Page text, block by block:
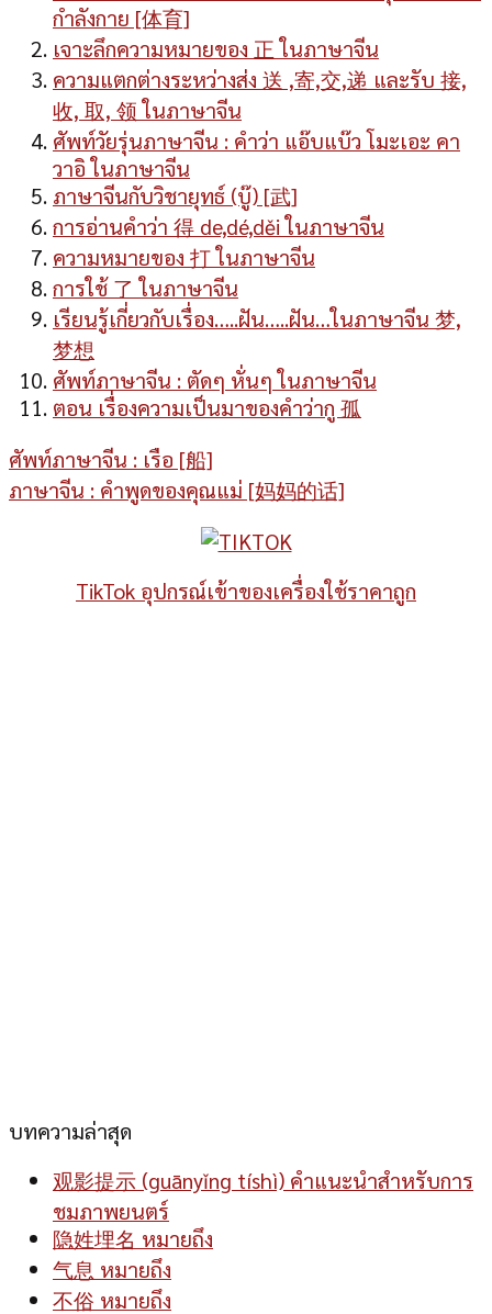
กำลังกาย [体育]
เจาะลึกความหมายของ 正 ในภาษาจีน
ความแตกต่างระหว่างส่ง 送 ,寄,交,递 และรับ 接,
收, 取, 领 ในภาษาจีน
ศัพท์วัยรุ่นภาษาจีน : คำว่า แอ๊บแบ๊ว โมะเอะ คา
วาอิ ในภาษาจีน
ภาษาจีนกับวิชายุทธ์ (บู๊) [武]
การอ่านคำว่า 得 de,dé,děi ในภาษาจีน
ความหมายของ 打 ในภาษาจีน
การใช้ 了 ในภาษาจีน
เรียนรู้เกี่ยวกับเรื่อง…..ฝัน…..ฝัน…ในภาษาจีน 梦,
梦想
ศัพท์ภาษาจีน : ตัดๆ หั่นๆ ในภาษาจีน
ตอน เรื่องความเป็นมาของคำว่ากู 孤
ศัพท์ภาษาจีน : เรือ [船]
ภาษาจีน : คำพูดของคุณแม่ [妈妈的话]
TikTok อุปกรณ์เข้าของเครื่องใช้ราคาถูก
บทความล่าสุด
观影提示 (guānyǐng tíshì) คำแนะนำสำหรับการ
ชมภาพยนตร์
隐姓埋名 หมายถึง
气息 หมายถึง
不俗 หมายถึง